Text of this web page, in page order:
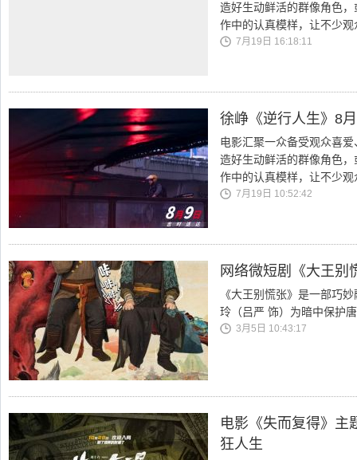
造好生动鲜活的群像角色
作中的认真模样，让不少
7月19日 16:18:11
徐峥《逆行人生》8
电影汇聚一众备受观众喜
造好生动鲜活的群像角色
作中的认真模样，让不少
7月19日 10:52:42
网络微短剧《大王别
《大王别慌张》是一部巧
玲（吕严 饰）为暗中保护
3月5日 10:43:17
电影《失而复得》主
狂人生